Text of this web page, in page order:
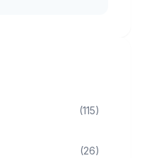
(115)
(26)